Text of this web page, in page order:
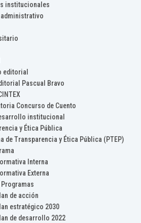
institucionales
editorial
Pascual Bravo
Concurso de Cuento
institucional
y Ética Pública
de Transparencia y Ética Pública (PTEP)
Interna
Externa
Programas
de acción
estratégico 2030
de desarrollo 2022